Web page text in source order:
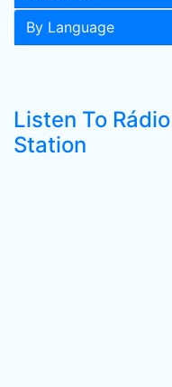
By Language
Listen To
Station